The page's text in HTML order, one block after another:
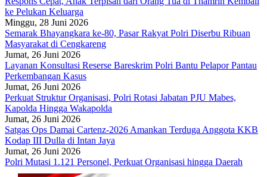
ke Pelukan Keluarga
Minggu, 28 Juni 2026
Semarak Bhayangkara ke-80, Pasar Rakyat Polri Diserbu Ribuan
Masyarakat di Cengkareng
Jumat, 26 Juni 2026
Layanan Konsultasi Reserse Bareskrim Polri Bantu Pelapor Pantau
Perkembangan Kasus
Jumat, 26 Juni 2026
Perkuat Struktur Organisasi, Polri Rotasi Jabatan PJU Mabes,
Kapolda Hingga Wakapolda
Jumat, 26 Juni 2026
Satgas Ops Damai Cartenz-2026 Amankan Terduga Anggota KKB
Kodap III Dulla di Intan Jaya
Jumat, 26 Juni 2026
Polri Mutasi 1.121 Personel, Perkuat Organisasi hingga Daerah